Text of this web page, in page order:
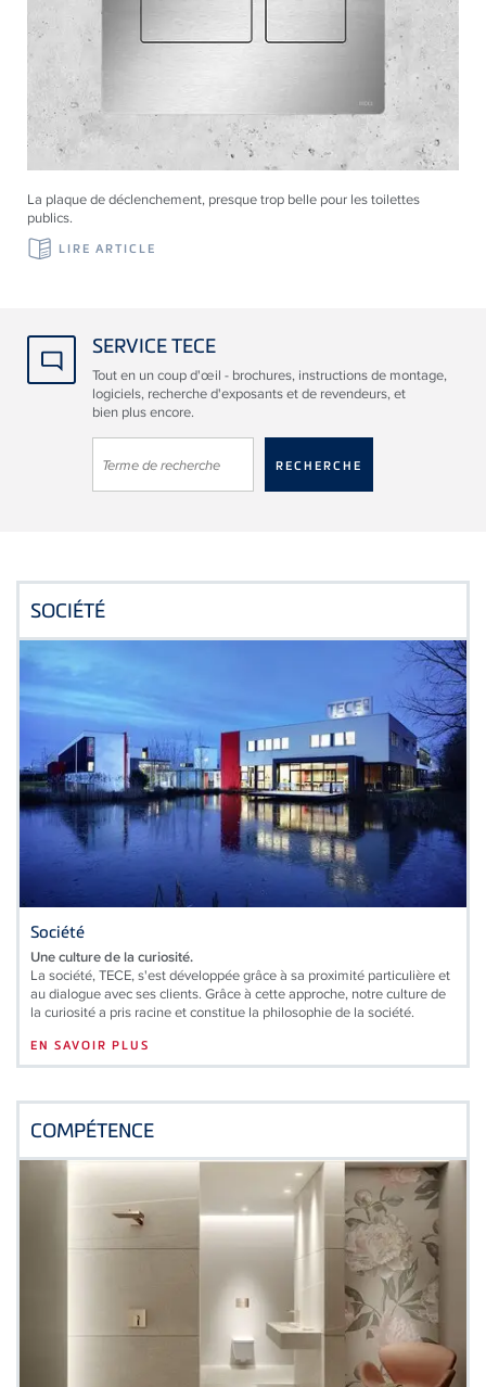
La plaque de déclenchement, presque trop belle pour les toilettes
publics.
LIRE ARTICLE
SERVICE TECE
Tout en un coup d'œil - brochures, instructions de montage,
logiciels, recherche d'exposants et de revendeurs, et
bien plus encore.
SOCIÉTÉ
Société
Une culture de la curiosité.
La société, TECE, s'est développée grâce à sa proximité particulière et
au dialogue avec ses clients. Grâce à cette approche, notre culture de
la curiosité a pris racine et constitue la philosophie de la société.
EN SAVOIR PLUS
COMPÉTENCE